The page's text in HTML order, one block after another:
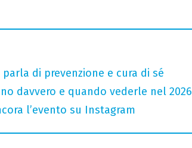
di prevenzione e cura di sé
davvero e quando vederle nel 2026
l’evento su Instagram